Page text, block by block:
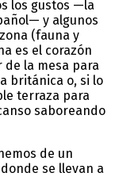
los gustos —la
y algunos
(fauna y
es el corazón
la mesa para
británica o, si lo
terraza para
saboreando
de un
se llevan a